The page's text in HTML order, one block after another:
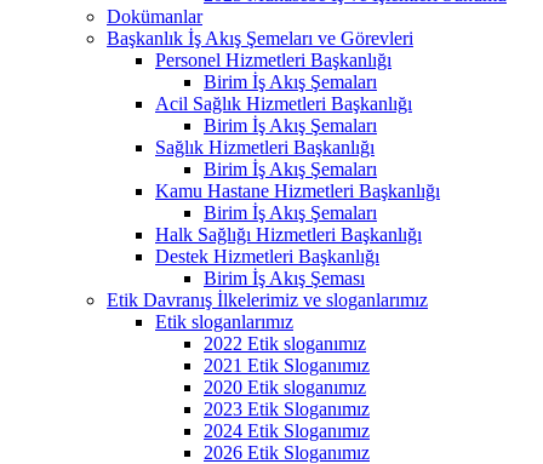
Dokümanlar
Başkanlık İş Akış Şemeları ve Görevleri
Personel Hizmetleri Başkanlığı
Birim İş Akış Şemaları
Acil Sağlık Hizmetleri Başkanlığı
Birim İş Akış Şemaları
Sağlık Hizmetleri Başkanlığı
Birim İş Akış Şemaları
Kamu Hastane Hizmetleri Başkanlığı
Birim İş Akış Şemaları
Halk Sağlığı Hizmetleri Başkanlığı
Destek Hizmetleri Başkanlığı
Birim İş Akış Şeması
Etik Davranış İlkelerimiz ve sloganlarımız
Etik sloganlarımız
2022 Etik sloganımız
2021 Etik Sloganımız
2020 Etik sloganımız
2023 Etik Sloganımız
2024 Etik Sloganımız
2026 Etik Sloganımız